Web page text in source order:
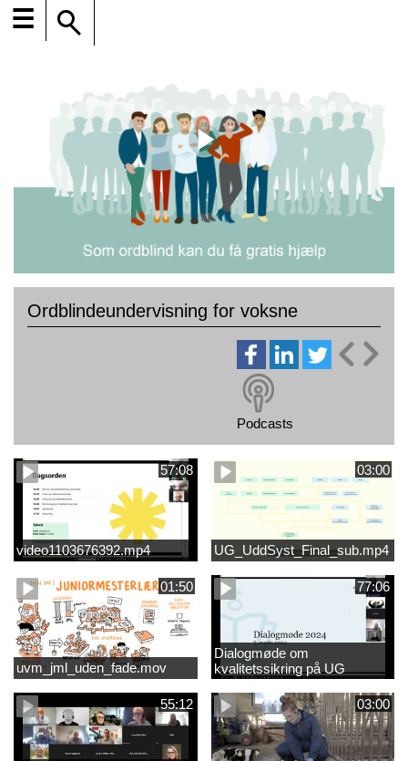
☰
Ordblindeundervisning for voksne
Podcasts
57:08
video1103676392.mp4
03:00
UG_UddSyst_Final_sub.mp4
01:50
uvm_jml_uden_fade.mov
77:06
Dialogmøde om
kvalitetssikring på UG
55:12 03:00